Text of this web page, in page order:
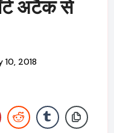
अटैक से
10, 2018